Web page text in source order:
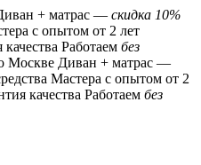
+ матрас — скидка 10%
с опытом от 2 лет
Работаем без
Москве Диван + матрас —
Мастера с опытом от 2
качества Работаем без